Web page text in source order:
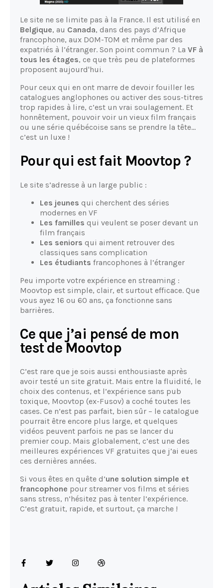
Le site ne se limite pas à la France. Il est utilisé en
Belgique, au Canada, dans des pays d’Afrique
francophone, aux DOM-TOM et même par des
expatriés à l’étranger. Son point commun ? La VF à
tous les étages, ce que très peu de plateformes
proposent aujourd'hui.
Pour ceux qui en ont marre de devoir fouiller les
catalogues anglophones ou activer des sous-titres
trop rapides à lire, c’est un vrai soulagement. Et
honnêtement, pouvoir voir un vieux film français
ou une série québécoise sans se prendre la tête…
c’est un luxe !
Pour qui est fait Moovtop ?
Le site s’adresse à un large public :
Les jeunes qui cherchent des séries
modernes en VF
Les familles qui veulent se poser devant un
film français
Les seniors qui aiment retrouver des
classiques sans complication
Les étudiants francophones à l’étranger
Peu importe votre expérience en streaming :
Moovtop est simple, clair, et surtout efficace. Que
vous ayez 16 ou 60 ans, ça fonctionne sans
barrières.
Ce que j’ai pensé de mon
test de Moovtop
C’est rare que je sois aussi enthousiaste après
avoir testé un site gratuit. Mais entre la fluidité, le
choix des contenus, et l’expérience sans pub
toxique, Moovtop (ex-Fusov) a coché toutes les
cases. Ce n’est pas parfait, bien sûr – le catalogue
pourrait être encore plus large, et quelques
vidéos peuvent parfois ne pas se lancer du
premier coup. Mais globalement, c’est une des
meilleures expériences VF gratuites que j’ai eues
ces dernières années.
Si vous êtes en quête d’une solution simple et
francophone pour streamer vos films et séries
sans stress, n’hésitez pas à tenter l’expérience.
C’est gratuit, rapide, et surtout, ça marche !